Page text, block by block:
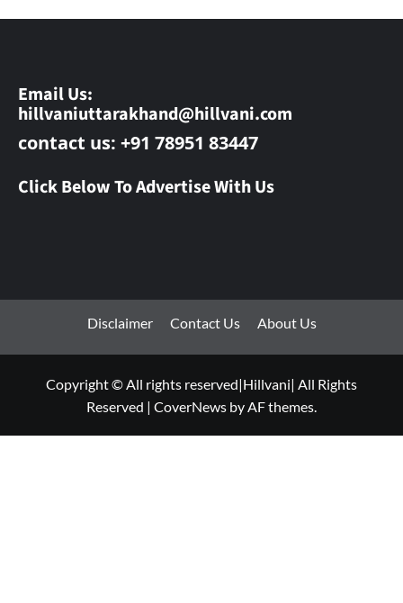
Email Us:
hillvaniuttarakhand@hillvani.com
contact us: +91 78951 83447
Click Below To Advertise With Us
Disclaimer Contact Us About Us
Copyright © All rights reserved|Hillvani| All Rights
Reserved | CoverNews by AF themes.